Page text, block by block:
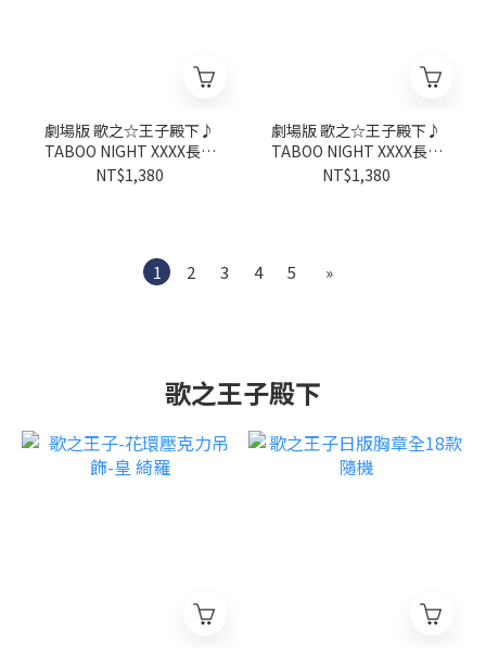
劇場版 歌之☆王子殿下♪
TABOO NIGHT XXXX長毛
巾-壽 嶺二
NT$1,380
劇場版 歌之☆王子殿下♪
TABOO NIGHT XXXX長毛
巾-黒崎蘭丸
NT$1,380
1 2 3 4 5 »
歌之王子殿下